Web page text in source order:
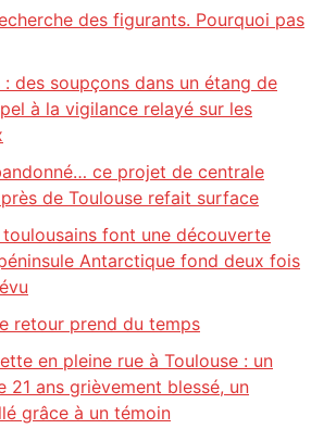
des figurants. Pourquoi pas
des soupçons dans un étang de
à la vigilance relayé sur les
ce projet de centrale
de Toulouse refait surface
toulousains font une découverte
Antarctique fond deux fois
retour prend du temps
en pleine rue à Toulouse : un
21 ans grièvement blessé, un
grâce à un témoin